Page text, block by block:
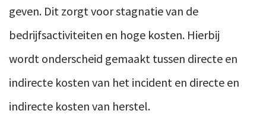
geven. Dit zorgt voor stagnatie van de
bedrijfsactiviteiten en hoge kosten. Hierbij
wordt onderscheid gemaakt tussen directe en
indirecte kosten van het incident en directe en
indirecte kosten van herstel.